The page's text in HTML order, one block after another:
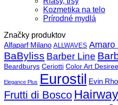
Kozmetika na telo
Prírodné mydlá
Značky produktov
Alfaparf Milano ALLWAVES Amaro
BaByliss Barber Line
Beardburys Ceriotti Color Art Desiree
Elegance Plus Eurostil Evin
Frutti di Bosco Hairway